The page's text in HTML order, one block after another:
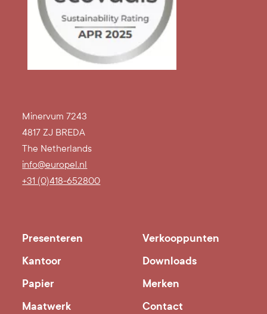
Minervum 7243
4817 ZJ BREDA
The Netherlands
info@europel.nl
+31 (0)418-652800
Presenteren
Kantoor
Papier
Maatwerk
Verkooppunten
Downloads
Merken
Contact